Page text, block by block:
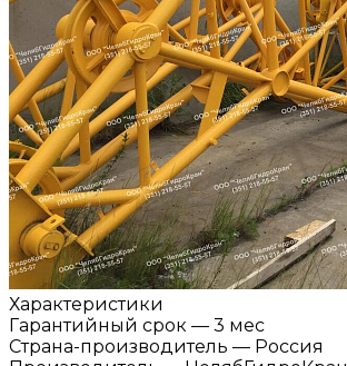
Характеристики
Гарантийный срок — 3 мес
Страна-производитель — Россия